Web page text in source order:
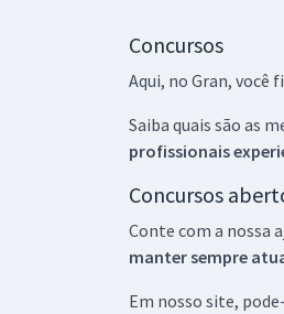
Concursos
Aqui, no Gran, você
Saiba quais são as
profissionais
Concursos
Conte com a nossa
manter sempre
Em nosso site,